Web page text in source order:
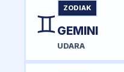
♊
ZODIAK
GEMINI
UDARA